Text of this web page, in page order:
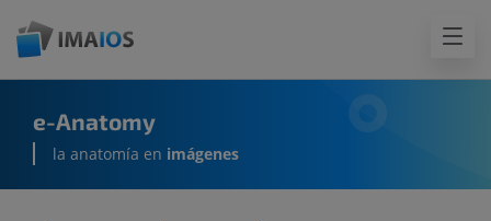
e-Anatomy
la anatomía en imágenes